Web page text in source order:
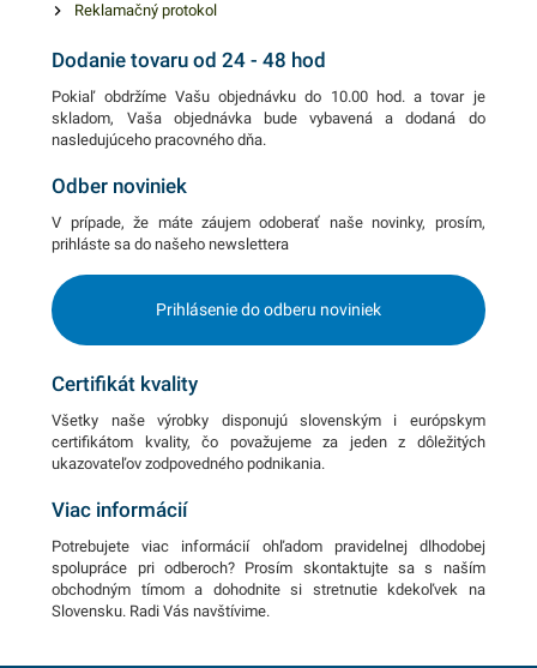
Reklamačný protokol
Dodanie tovaru od 24 - 48 hod
Pokiaľ obdržíme Vašu objednávku do 10.00 hod. a tovar je
skladom, Vaša objednávka bude vybavená a dodaná do
nasledujúceho pracovného dňa.
Odber noviniek
V prípade, že máte záujem odoberať naše novinky, prosím,
prihláste sa do našeho newslettera
Prihlásenie do odberu noviniek
Certifikát kvality
Všetky naše výrobky disponujú slovenským i európskym
certifikátom kvality, čo považujeme za jeden z dôležitých
ukazovateľov zodpovedného podnikania.
Viac informácií
Potrebujete viac informácií ohľadom pravidelnej dlhodobej
spolupráce pri odberoch? Prosím skontaktujte sa s naším
obchodným tímom a dohodnite si stretnutie kdekoľvek na
Slovensku. Radi Vás navštívime.